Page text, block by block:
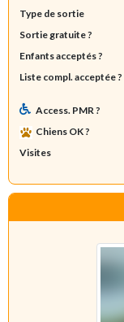
Type de sortie
Sortie gratuite ?
Enfants acceptés ?
Liste compl. acceptée ?
Access. PMR ?
Chiens OK ?
Visites